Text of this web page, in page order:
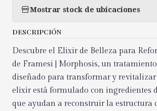
Mostrar stock de ubicaciones
DESCRIPCIÓN
Descubre el Elixir de Belleza para
de Framesi | Morphosis, un
diseñado para transformar y revitalizar
elixir está formulado con ingredientes
que ayudan a reconstruir la estructura